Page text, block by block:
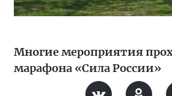
Многие мероприятия
марафона «Сила России»